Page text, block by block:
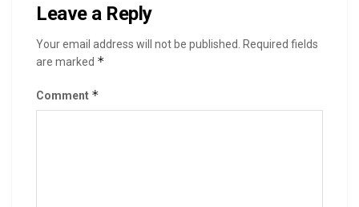
Leave a Reply
Your email address will not be published.
Required fields
are marked *
Comment *